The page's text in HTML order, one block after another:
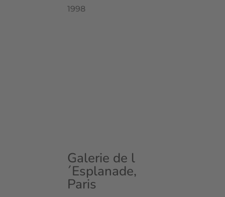
1998
Galerie de l
´Esplanade,
Paris